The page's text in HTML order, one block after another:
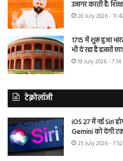
उजागर करती है:
20 July 2026 -
1715 में शुरू हुआ
भी दे रहा है हजारों
19 July 2026 - 7:14
टेक्नोलॉजी
iOS 27 में नई Siri
Gemini को देगी
25 July 2026 -